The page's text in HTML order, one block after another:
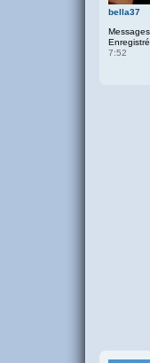
bella37
7:52